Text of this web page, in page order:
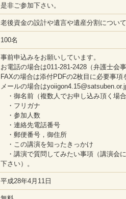
是非ご参加下さい。
老後資金の設計や遺言や遺産分割につい
100名
事前申込みをお願いしています。
お電話の場合は011-281-2428（弁護士会
FAXの場合は添付PDFの2枚目に必要事項
メールの場合は
・御名前（複数人でお申し込み頂く場合
・フリガナ
・参加人数
・連絡先電話番号
・郵便番号，御住所
・この講演を知ったきっかけ
・講演で質問してみたい事項（講演会
下さい）。
平成28年4月11日